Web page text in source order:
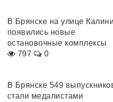
В Брянске на улице
появились новые
остановочные комплексы
797
0
В Брянске 549
стали медалистами